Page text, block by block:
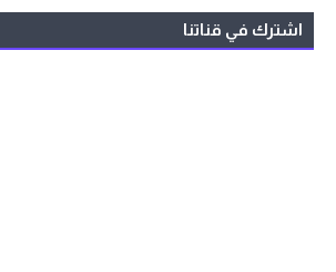
اشترك في قناتنا